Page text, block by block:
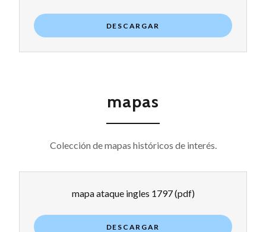
DESCARGAR
mapas
Colección de mapas históricos de interés.
mapa ataque ingles 1797(pdf)
DESCARGAR